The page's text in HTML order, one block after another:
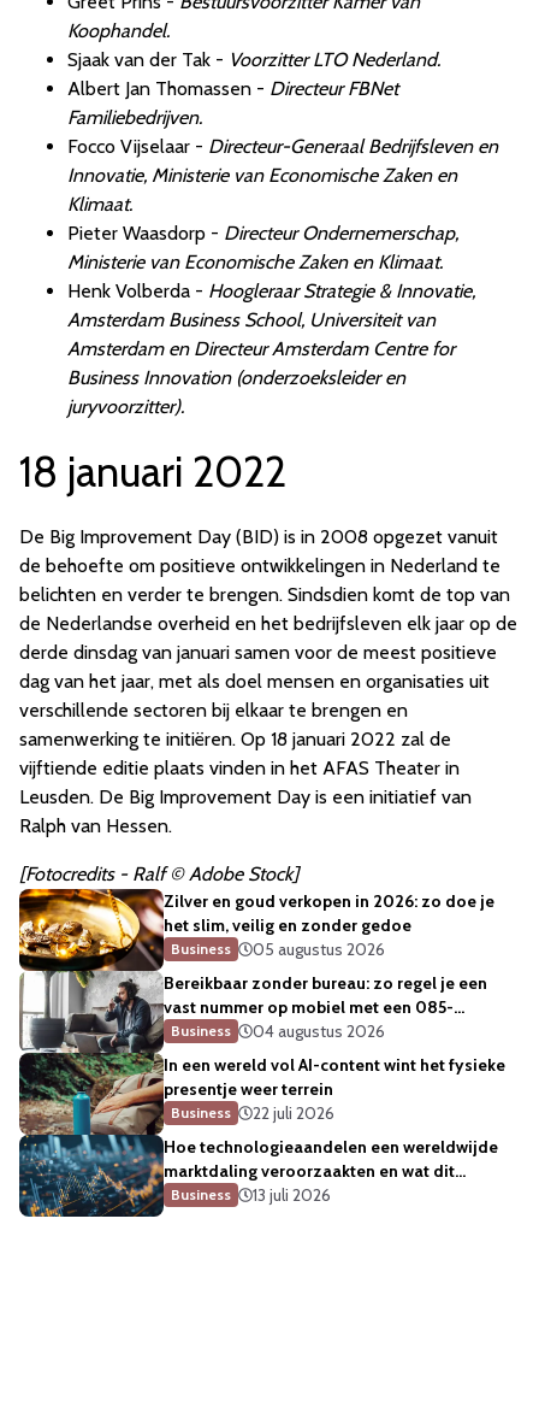
Koophandel.
Sjaak van der Tak - Voorzitter LTO Nederland.
Albert Jan Thomassen - Directeur FBNet
Familiebedrijven.
Focco Vijselaar - Directeur-Generaal Bedrijfsleven en
Innovatie, Ministerie van Economische Zaken en
Klimaat.
Pieter Waasdorp - Directeur Ondernemerschap,
Ministerie van Economische Zaken en Klimaat.
Henk Volberda - Hoogleraar Strategie & Innovatie,
Amsterdam Business School, Universiteit van
Amsterdam en Directeur Amsterdam Centre for
Business Innovation (onderzoeksleider en
juryvoorzitter).
18 januari 2022
De Big Improvement Day (BID) is in 2008 opgezet vanuit
de behoefte om positieve ontwikkelingen in Nederland te
belichten en verder te brengen. Sindsdien komt de top van
de Nederlandse overheid en het bedrijfsleven elk jaar op de
derde dinsdag van januari samen voor de meest positieve
dag van het jaar, met als doel mensen en organisaties uit
verschillende sectoren bij elkaar te brengen en
samenwerking te initiëren. Op 18 januari 2022 zal de
vijftiende editie plaats vinden in het AFAS Theater in
Leusden. De Big Improvement Day is een initiatief van
Ralph van Hessen.
[Fotocredits - Ralf © Adobe Stock]
Zilver en goud verkopen in 2026: zo doe je
het slim, veilig en zonder gedoe
Business
05 augustus 2026
Bereikbaar zonder bureau: zo regel je een
vast nummer op mobiel met een 085-
telefoonnummer
Business
04 augustus 2026
In een wereld vol AI-content wint het fysieke
presentje weer terrein
Business
22 juli 2026
Hoe technologieaandelen een wereldwijde
marktdaling veroorzaakten en wat dit
betekent voor de sector
Business 13 juli 2026